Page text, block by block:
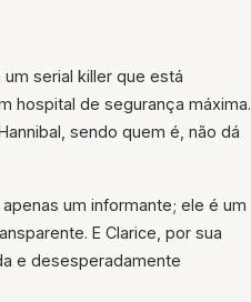
serial killer que está
hospital de segurança máxima.
sendo quem é, não dá
um informante; ele é um
E Clarice, por sua
e desesperadamente